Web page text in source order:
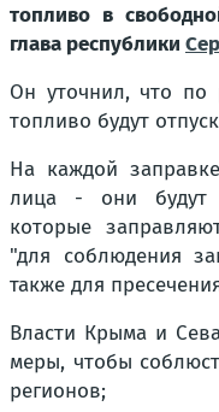
топливо в
глава республики
Он уточнил, что по
топливо будут
На каждой
лица - они будут
которые
"для соблюдения
также для
Власти Крыма и
меры, чтобы
регионов;